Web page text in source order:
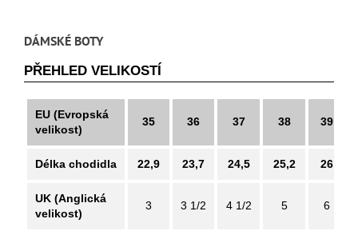
DÁMSKÉ BOTY
PŘEHLED VELIKOSTÍ
EU (Evropská
velikost)
35 36 37 38 39
Délka chodidla 22,9 23,7 24,5 25,2 26
UK (Anglická
velikost)
3 3 1/2 4 1/2 5 6